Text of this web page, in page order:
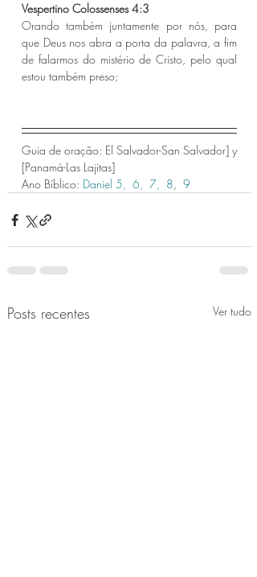
Vespertino Colossenses 4:3
Orando também juntamente por nós, para
que Deus nos abra a porta da palavra, a fim
de falarmos do mistério de Cristo, pelo qual
estou também preso;
Guia de oração: El Salvador-San Salvador] y
[Panamá-Las Lajitas]
Ano Bíblico: Daniel 5, 6, 7, 8, 9
Posts recentes Ver tudo